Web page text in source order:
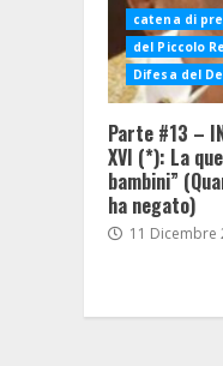
catena di
del Piccolo
Difesa del
Parte #13 –
XVI (*): La
bambini”
ha negato)
11 Dicembre